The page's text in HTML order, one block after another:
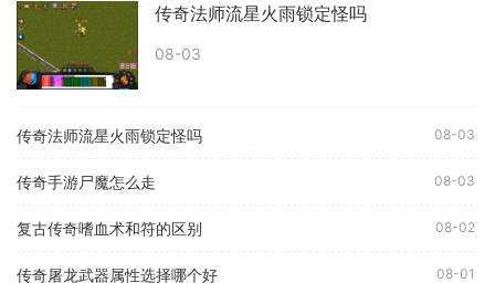
传奇法师流星火雨锁定怪吗
08-03
传奇法师流星火雨锁定怪吗 08-03
传奇手游尸魔怎么走 08-03
复古传奇嗜血术和符的区别 08-02
传奇屠龙武器属性选择哪个好 08-01